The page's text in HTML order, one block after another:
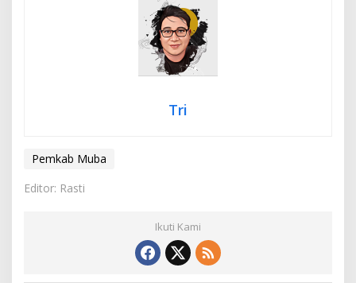
Tri
Pemkab Muba
Editor: Rasti
Ikuti Kami